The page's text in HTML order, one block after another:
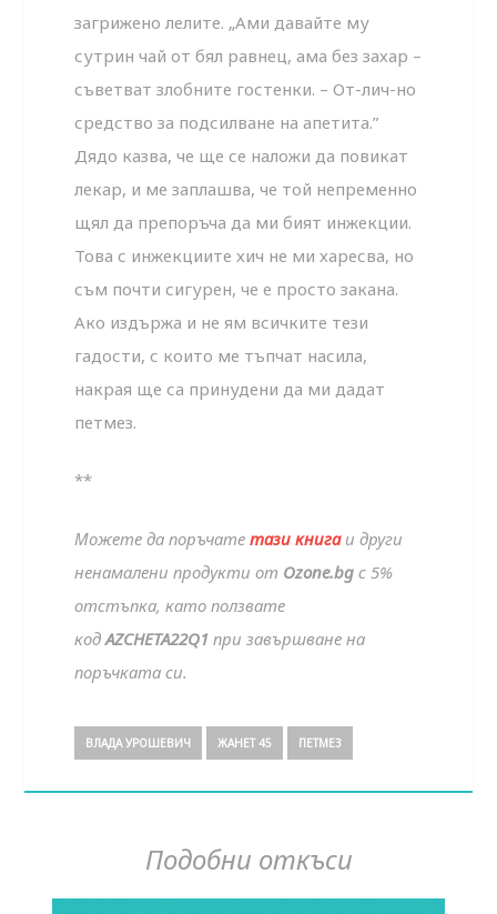
загрижено лелите. „Ами давайте му
сутрин чай от бял равнец, ама без захар –
съветват злобните гостенки. – От-лич-но
средство за подсилване на апетита.”
Дядо казва, че ще се наложи да повикат
лекар, и ме заплашва, че той непременно
щял да препоръча да ми бият инжекции.
Това с инжекциите хич не ми харесва, но
съм почти сигурен, че е просто закана.
Ако издържа и не ям всичките тези
гадости, с които ме тъпчат насила,
накрая ще са принудени да ми дадат
петмез.
**
Можете да поръчатетази книгаи други
ненамалени продукти от Ozone.bg с 5%
отстъпка, като ползвате
кодAZCHETA22Q1при завършване на
поръчката си.
ВЛАДА УРОШЕВИЧ ЖАНЕТ 45 ПЕТМЕЗ
Подобни откъси